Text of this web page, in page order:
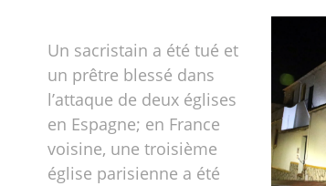
Un sacristain a été tué et
un prêtre blessé dans
l’attaque de deux églises
en Espagne; en France
voisine, une troisième
église parisienne a été